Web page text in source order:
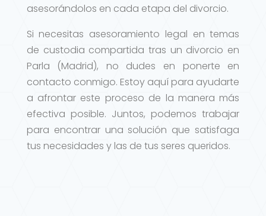
asesorándolos en cada etapa del divorcio.
Si necesitas asesoramiento legal en temas
de custodia compartida tras un divorcio en
Parla (Madrid), no dudes en ponerte en
contacto conmigo. Estoy aquí para ayudarte
a afrontar este proceso de la manera más
efectiva posible. Juntos, podemos trabajar
para encontrar una solución que satisfaga
tus necesidades y las de tus seres queridos.